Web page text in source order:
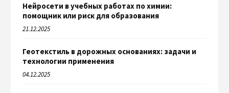
Нейросети в учебных работах по химии:
помощник или риск для образования
21.12.2025
Геотекстиль в дорожных основаниях: задачи и
технологии применения
04.12.2025